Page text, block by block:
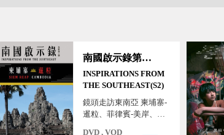
南國啟示錄第二季
INSPIRATIONS FROM
THE SOUTHEAST(S2)
鏡頭走訪東南亞 柬埔寨-
暹粒、菲律賓-美岸、印
DVD , VOD